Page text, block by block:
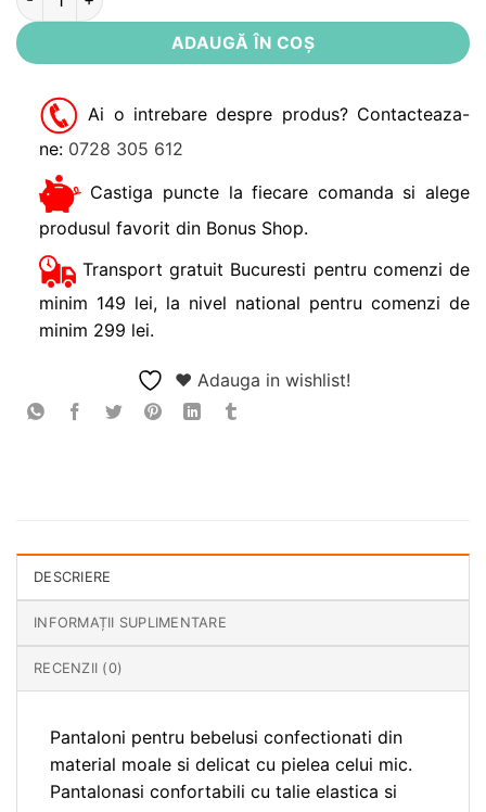
ADAUGĂ ÎN COȘ
Ai o intrebare despre produs? Contacteaza-
ne: 0728 305 612
Castiga puncte la fiecare comanda si alege
produsul favorit din Bonus Shop.
Transport gratuit Bucuresti pentru comenzi de
minim 149 lei, la nivel national pentru comenzi de
minim 299 lei.
❤ Adauga in wishlist!
DESCRIERE
INFORMAȚII SUPLIMENTARE
RECENZII (0)
Pantaloni pentru bebelusi confectionati din
material moale si delicat cu pielea celui mic.
Pantalonasi confortabili cu talie elastica si